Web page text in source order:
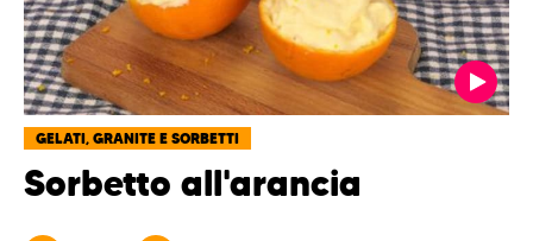
GELATI, GRANITE E SORBETTI
Sorbetto all'arancia